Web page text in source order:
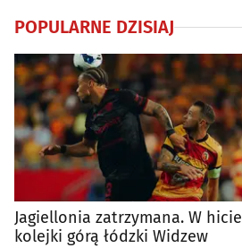
POPULARNE DZISIAJ
Jagiellonia zatrzymana. W hicie
kolejki górą łódzki Widzew